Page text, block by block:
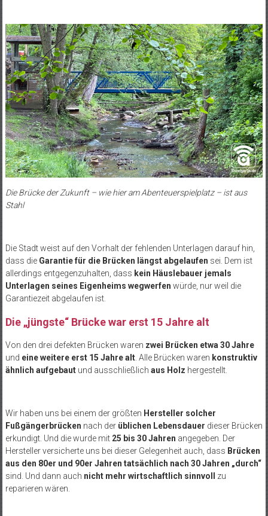
Die Brücke der Zukunft – wie hier am Abenteuerspielplatz – ist aus
Stahl
Die Stadt weist auf den Vorhalt der fehlenden Unterlagen darauf hin,
dass die Garantie für die Brücken längst abgelaufen sei. Dem ist
allerdings entgegenzuhalten, dass kein Häuslebauer jemals
Unterlagen seines Eigenheims wegwerfen würde, nur weil die
Garantiezeit abgelaufen ist.
Die „jüngste“ Brücke war erst 15 Jahre alt
Von den drei defekten Brücken waren zwei Brücken etwa 30 Jahre
und eine weitere erst 15 Jahre alt. Alle Brücken waren konstruktiv
ähnlich aufgebautund ausschließlich aus Holz hergestellt.
Wir haben uns bei einem der größten Hersteller solcher
Fußgängerbrücken nach der üblichen Lebensdauer dieser Brücken
erkundigt. Und die wurde mit 25 bis 30 Jahren angegeben. Der
Hersteller versicherte uns bei dieser Gelegenheit auch, dass Brücken
aus den 80er und 90er Jahren tatsächlich nach 30 Jahren „durch“
sind. Und dann auch nicht mehr wirtschaftlich sinnvoll
zu
reparieren wären.